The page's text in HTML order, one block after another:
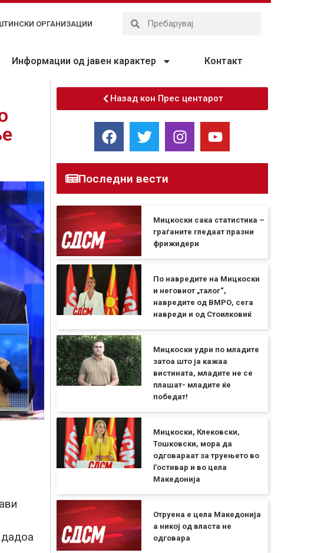
ОРГАНИЗАЦИИ
Информации од јавен карактер Контакт
Назад кон Прес центарот
Последни вести
Мицкоски сака статистика –
граѓаните гледаат празни
фрижидери
По навредите на Мицкоски
и неговиот „талог“,
навредите од ВМРО, сега
навреди и од Стоилковиќ
Мицкоски удри по младите
затоа што ја кажаа
вистината, младите не се
плашат- младите ќе
победат!
Мицкоски, Клековски,
Тошковски, мора да
одговараат за труењето во
Гостивар и во цела
Македонија
Отруена е цела Македонија
а никој од власта не
одговара